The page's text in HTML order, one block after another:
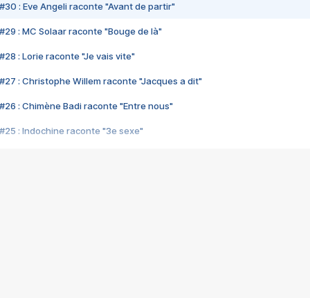
#30 : Eve Angeli raconte "Avant de partir"
#29 : MC Solaar raconte "Bouge de là"
#28 : Lorie raconte "Je vais vite"
#27 : Christophe Willem raconte "Jacques a dit"
#26 : Chimène Badi raconte "Entre nous"
#25 : Indochine raconte "3e sexe"